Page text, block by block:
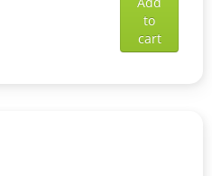
to
cart